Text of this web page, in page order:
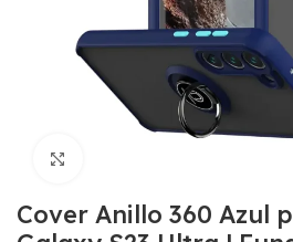
Cover Anillo 360 Azul